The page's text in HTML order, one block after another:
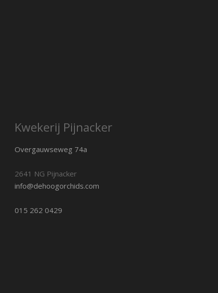
Kwekerij Pijnacker
Overgauwseweg 74a
2641 NG Pijnacker
info@dehoogorchids.com
015 262 0429